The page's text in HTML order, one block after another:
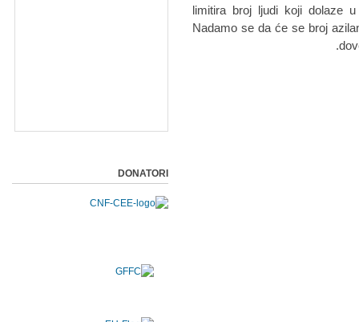
limitira broj ljudi koji dolaze
Nadamo se da će se broj
DONATORI